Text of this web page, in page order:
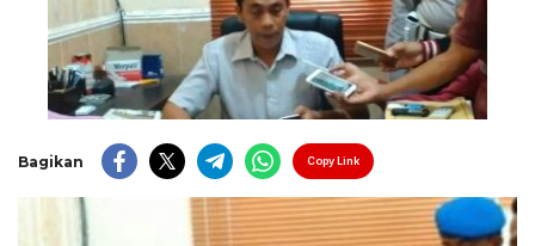
Bagikan Copy Link